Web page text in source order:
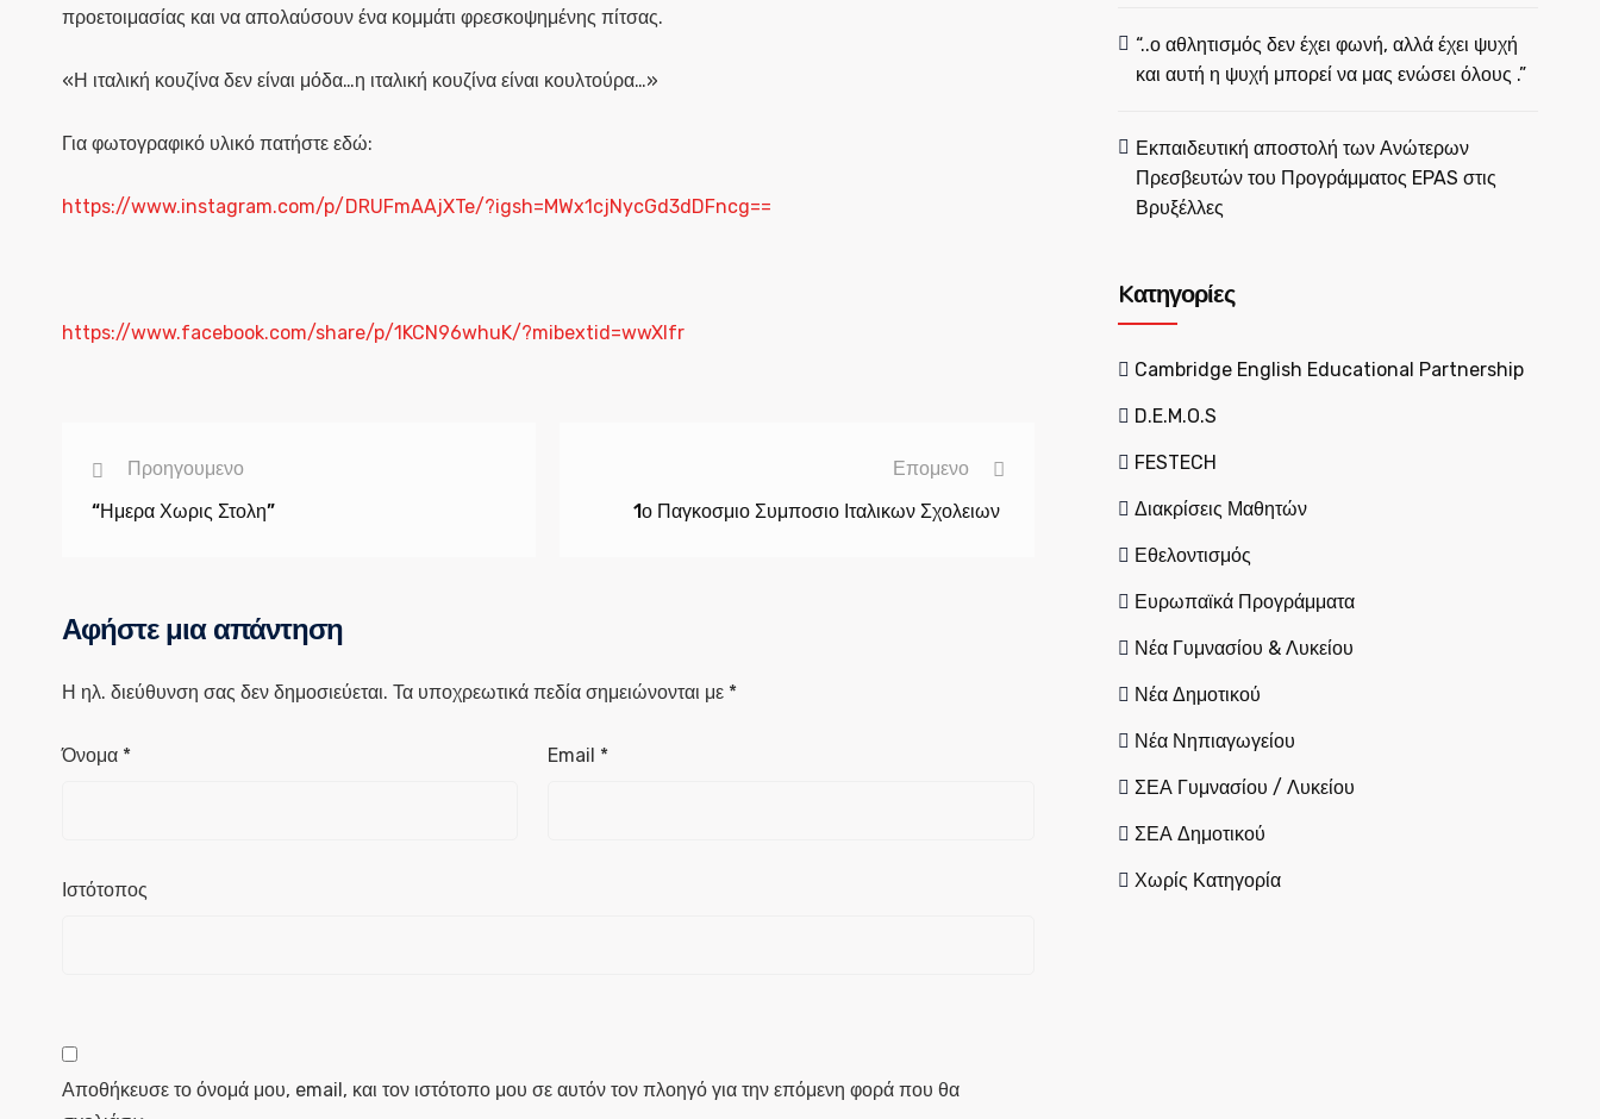
προετοιμασίας και να απολαύσουν ένα κομμάτι φρεσκοψημένης πίτσας.
«Η ιταλική κουζίνα δεν είναι μόδα…η ιταλική κουζίνα είναι κουλτούρα…»
Για φωτογραφικό υλικό πατήστε εδώ:
https://www.instagram.com/p/DRUFmAAjXTe/?igsh=MWx1cjNycGd3dDFncg==
https://www.facebook.com/share/p/1KCN96whuK/?mibextid=wwXIfr
Προηγουμενο
“Ημερα Χωρις Στολη”
Επομενο
1ο Παγκοσμιο Συμποσιο Ιταλικων Σχολειων
Αφήστε μια απάντηση
Η ηλ. διεύθυνση σας δεν δημοσιεύεται. Τα υποχρεωτικά πεδία σημειώνονται με *
Όνομα * Email *
Ιστότοπος
Αποθήκευσε το όνομά μου, email, και τον ιστότοπο μου σε αυτόν τον πλοηγό για την επόμενη φορά που θα
“..ο αθλητισμός δεν έχει φωνή, αλλά έχει ψυχή
και αυτή η ψυχή μπορεί να μας ενώσει όλους .”
Εκπαιδευτική αποστολή των Ανώτερων
Πρεσβευτών του Προγράμματος EPAS στις
Βρυξέλλες
Kατηγορίες
Cambridge English Educational Partnership
D.E.M.O.S
FESTECH
Διακρίσεις Μαθητών
Εθελοντισμός
Ευρωπαϊκά Προγράμματα
Νέα Γυμνασίου & Λυκείου
Νέα Δημοτικού
Νέα Νηπιαγωγείου
ΣΕΑ Γυμνασίου / Λυκείου
ΣΕΑ Δημοτικού
Χωρίς Κατηγορία